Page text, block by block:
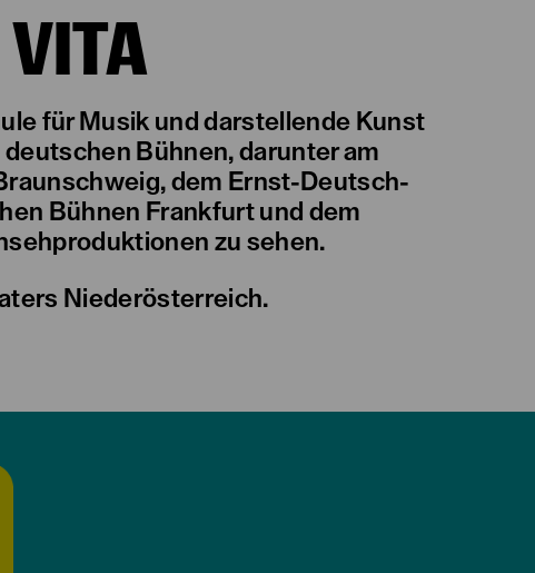
für Musik und darstellende Kunst
Bühnen, darunter am
dem Ernst-Deutsch-
Bühnen Frankfurt und dem
zu sehen.
Niederösterreich.